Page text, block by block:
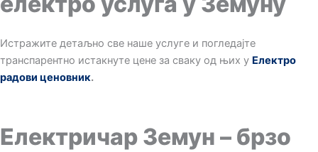
Истражите детаљно све наше услуге и погледајте
транспарентно истакнуте цене за сваку од њих у Електро
радови ценовник.
Електричар Земун – брзо